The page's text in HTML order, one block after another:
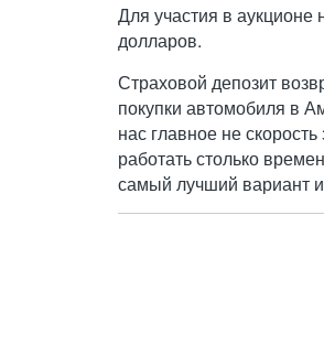
Для участия в аукционе
долларов.
Страховой депозит
покупки автомобиля в
нас главное не
работать столько
самый лучший вариант